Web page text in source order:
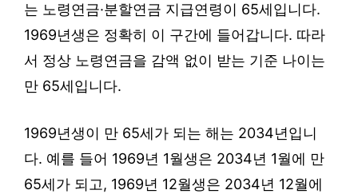
는 노령연금·분할연금 지급연령이 65세입니다.
1969년생은 정확히 이 구간에 들어갑니다. 따라
서 정상 노령연금을 감액 없이 받는 기준 나이는
만 65세입니다.
1969년생이 만 65세가 되는 해는 2034년입니
다. 예를 들어 1969년 1월생은 2034년 1월에 만
65세가 되고, 1969년 12월생은 2034년 12월에